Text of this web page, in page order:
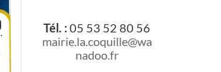
Tél. : 05 53 52 80 56
mairie.la.coquille@wa
nadoo.fr